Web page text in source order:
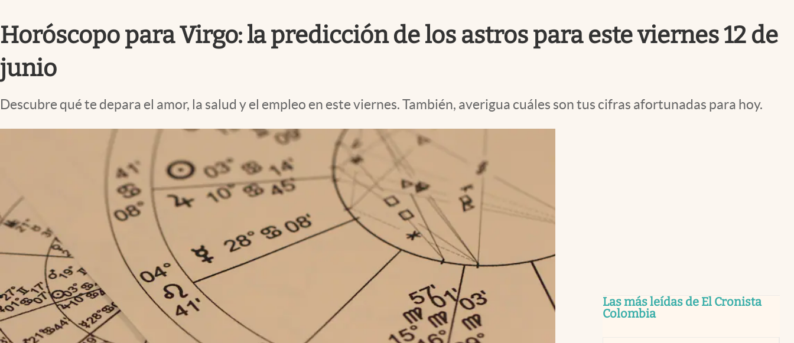
Horóscopo para Virgo: la predicción de los astros para este viernes 12 de
junio
Descubre qué te depara el amor, la salud y el empleo en este viernes. También, averigua cuáles son tus cifras afortunadas para hoy.
Las más leídas de El Cronista
Colombia